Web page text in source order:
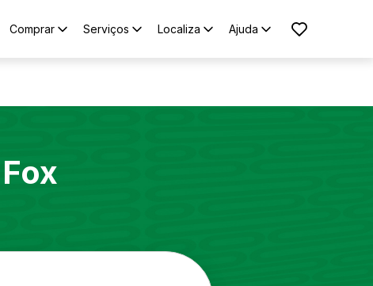
Comprar Serviços Localiza Ajuda
Fox